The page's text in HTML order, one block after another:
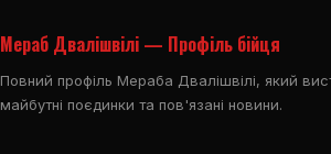
Мераб Двалішвілі — Профіль бійця
Повний профіль Мераба Двалішвілі, який
майбутні поєдинки та пов'язані новини.